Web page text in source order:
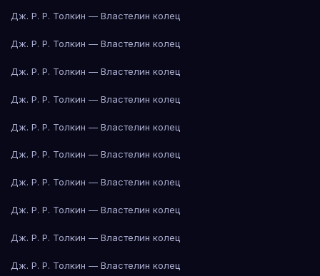
Дж. Р. Р. Толкин — Властелин колец
Дж. Р. Р. Толкин — Властелин колец
Дж. Р. Р. Толкин — Властелин колец
Дж. Р. Р. Толкин — Властелин колец
Дж. Р. Р. Толкин — Властелин колец
Дж. Р. Р. Толкин — Властелин колец
Дж. Р. Р. Толкин — Властелин колец
Дж. Р. Р. Толкин — Властелин колец
Дж. Р. Р. Толкин — Властелин колец
Дж. Р. Р. Толкин — Властелин колец